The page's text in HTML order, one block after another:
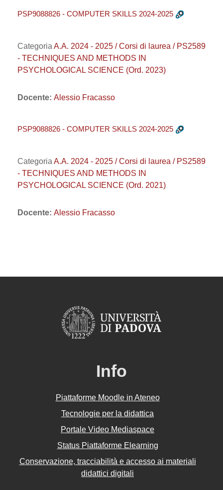
PSP9088826 - COMPUTER SKILLS 2024-2025
Categoria A.A. 2024 - 2025 / Corsi di laurea / PS2589
- TECHNIQUES AND METHODS IN
PSYCHOLOGICAL SCIENCE (Ord. 2023)
Docente: Alessio Fracasso
PSP9088826 - COMPUTER SKILLS 2024-2025
Categoria A.A. 2024 - 2025 / Corsi di laurea / PS2589
- TECHNIQUES AND METHODS IN
PSYCHOLOGICAL SCIENCE (Ord. 2021)
Docente: Alessio Fracasso
Info
Piattaforme Moodle in Ateneo
Tecnologie per la didattica
Portale Video Mediaspace
Status Piattaforme Elearning
Conservazione, tracciabilità e accesso ai materiali
didattici digitali